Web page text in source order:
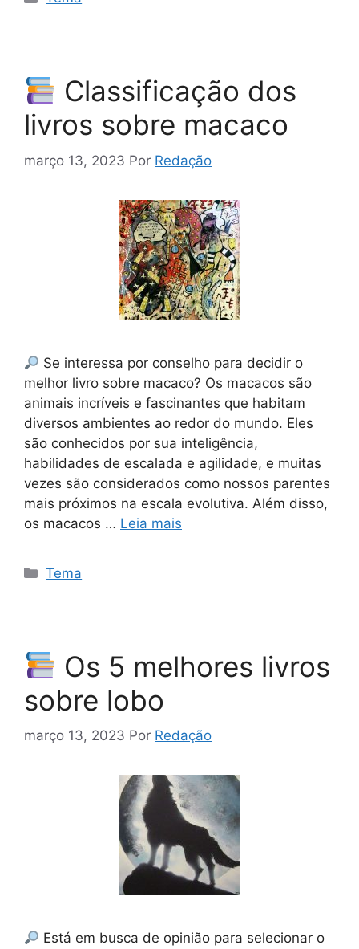
Classificação dos
livros sobre macaco
março 13, 2023 Por Redação
Se interessa por conselho para decidir o
melhor livro sobre macaco? Os macacos são
animais incríveis e fascinantes que habitam
diversos ambientes ao redor do mundo. Eles
são conhecidos por sua inteligência,
habilidades de escalada e agilidade, e muitas
vezes são considerados como nossos parentes
mais próximos na escala evolutiva. Além disso,
os macacos … Leia mais
Categorias
Tema
Os 5 melhores livros
sobre lobo
março 13, 2023 Por Redação
Está em busca de opinião para selecionar o